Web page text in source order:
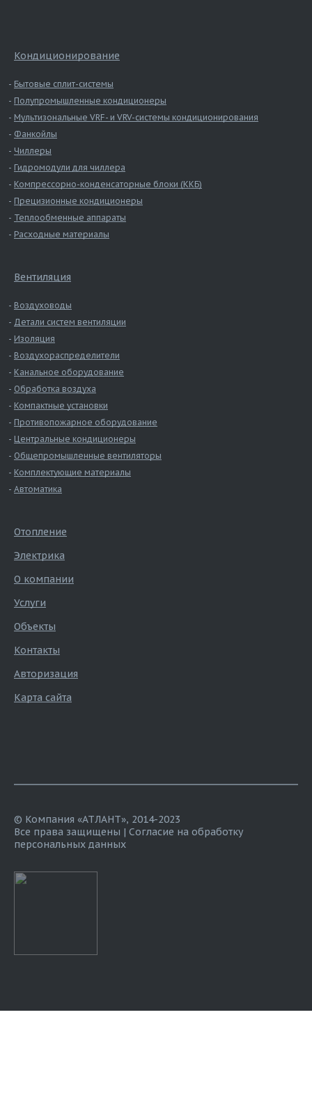
Кондиционирование
Бытовые сплит-системы
Полупромышленные кондиционеры
Мультизональные VRF- и VRV-системы кондиционирования
Фанкойлы
Чиллеры
Гидромодули для чиллера
Компрессорно-конденсаторные блоки (ККБ)
Прецизионные кондиционеры
Теплообменные аппараты
Расходные материалы
Вентиляция
Воздуховоды
Детали систем вентиляции
Изоляция
Воздухораспределители
Канальное оборудование
Обработка воздуха
Компактные установки
Противопожарное оборудование
Центральные кондиционеры
Общепромышленные вентиляторы
Комплектующие материалы
Автоматика
Отопление
Электрика
О компании
Услуги
Объекты
Контакты
Авторизация
Карта сайта
© Компания «АТЛАНТ», 2014-2023
Все права защищены | Согласие на обработку
персональных данных